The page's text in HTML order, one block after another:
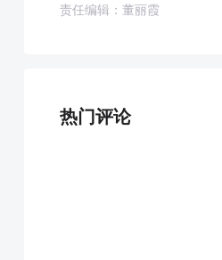
责任编辑：董丽霞
热门评论